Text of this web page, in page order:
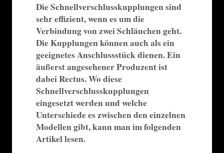
Die Schnellverschlusskupplungen sind
sehr effizient, wenn es um die
Verbindung von zwei Schläuchen geht.
Die Kupplungen können auch als ein
geeignetes Anschlussstück dienen. Ein
äußerst angesehener Produzent ist
dabei Rectus. Wo diese
Schnellverschlusskupplungen
eingesetzt werden und welche
Unterschiede es zwischen den einzelnen
Modellen gibt, kann man im folgenden
Artikel lesen.